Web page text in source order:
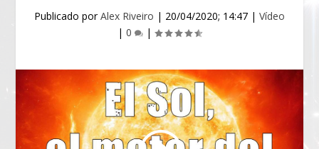
Publicado porAlex Riveiro | 20/04/2020; 14:47 | Vídeo
| 0 |